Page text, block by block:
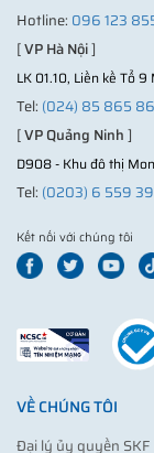
Hotline: 096 123
[VP Hà Nội]
LK 01.10, Liền kề Tổ
Tel: (024) 85 865
[VP Quảng Ninh]
D908 - Khu đô thị
Tel: (0203) 6 559
Kết nối với chúng tôi
VỀ CHÚNG TÔI
Đại lý ủy quyền SKF